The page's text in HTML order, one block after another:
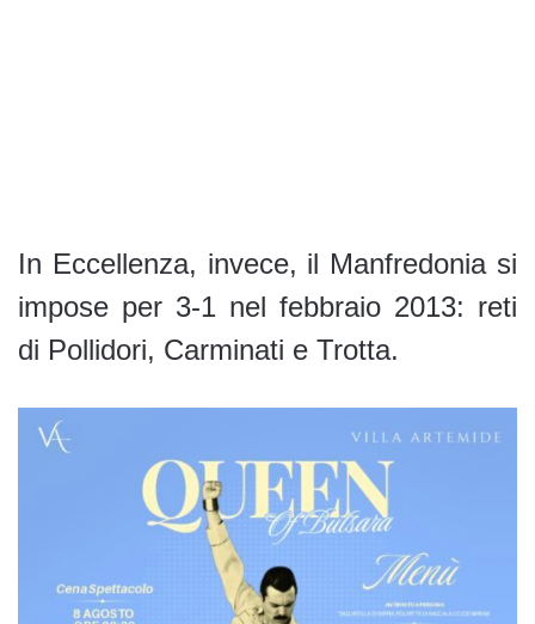
In Eccellenza, invece, il Manfredonia si
impose per 3-1 nel febbraio 2013: reti
di Pollidori, Carminati e Trotta.